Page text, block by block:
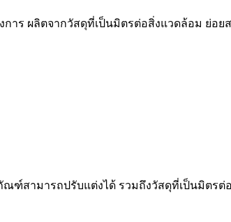
ร ผลิตจากวัสดุที่เป็นมิตรต่อสิ่งแวดล้อม ย่อย
สามารถปรับแต่งได้ รวมถึงวัสดุที่เป็นมิตรต่